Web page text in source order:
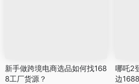
新手做跨境电商选品如何找168
8工厂货源？
哪吒2
边